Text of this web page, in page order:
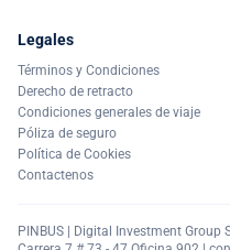
Legales
Términos y Condiciones
Derecho de retracto
Condiciones generales de viaje
Póliza de seguro
Política de Cookies
Contactenos
PINBUS | Digital Investment